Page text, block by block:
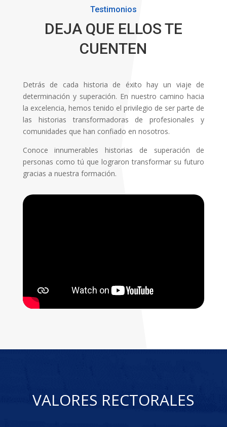
Testimonios
DEJA QUE ELLOS TE
CUENTEN
Detrás de cada historia de éxito hay un viaje de
determinación y superación. En nuestro camino hacia
la excelencia, hemos tenido el privilegio de ser parte de
las historias transformadoras de profesionales y
comunidades que han confiado en nosotros.
Conoce innumerables historias de superación de
personas como tú que lograron transformar su futuro
gracias a nuestra formación.
VALORES RECTORALES